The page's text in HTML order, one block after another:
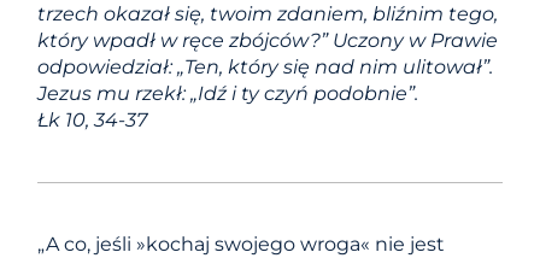
trzech okazał się, twoim zdaniem, bliźnim tego,
który wpadł w ręce zbójców?” Uczony w Prawie
odpowiedział: „Ten, który się nad nim ulitował”.
Jezus mu rzekł: „Idź i ty czyń podobnie”.
Łk 10, 34-37
„A co, jeśli »kochaj swojego wroga« nie jest